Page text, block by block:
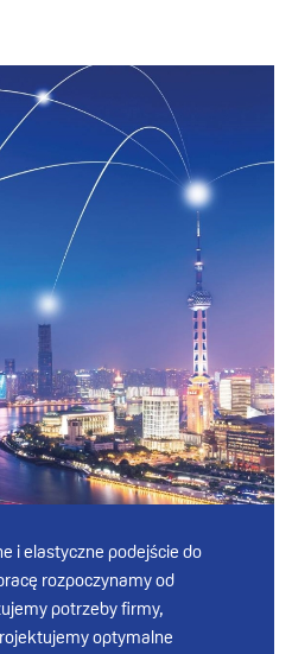
i elastyczne podejście do
rozpoczynamy od
potrzeby firmy,
optymalne